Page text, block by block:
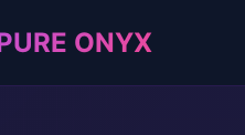
ONYX